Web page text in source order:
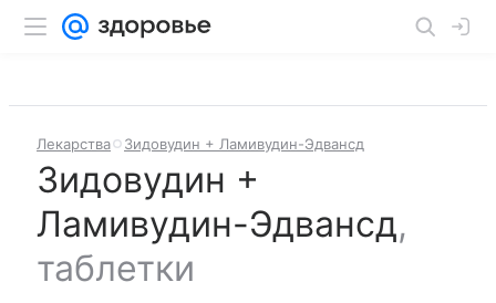
Лекарства Зидовудин + Ламивудин-Эдвансд
Зидовудин +
Ламивудин-Эдвансд,
таблетки